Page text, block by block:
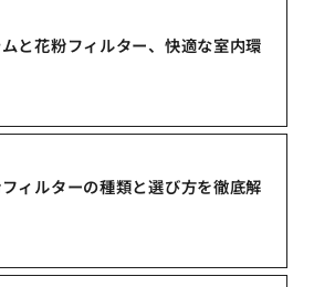
と花粉フィルター、快適な室内環
ィルターの種類と選び方を徹底解